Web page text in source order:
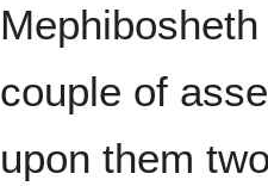
couple of
upon them